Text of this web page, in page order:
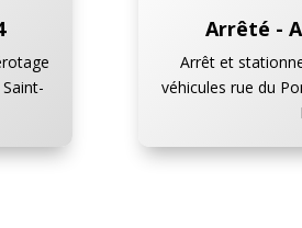
Arrêté -
Arrêt et
véhicules rue du